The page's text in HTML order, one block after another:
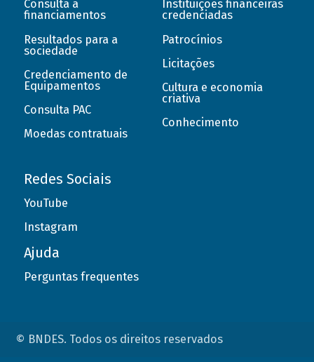
Consulta a
financiamentos
Resultados para a
sociedade
Credenciamento de
Equipamentos
Consulta PAC
Moedas contratuais
Instituições financeiras
credenciadas
Patrocínios
Licitações
Cultura e economia
criativa
Conhecimento
Redes Sociais
YouTube
Instagram
Ajuda
Perguntas frequentes
© BNDES. Todos os direitos reservados